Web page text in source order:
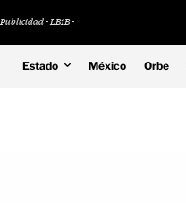
Publicidad - LB1B -
Estado México Orbe